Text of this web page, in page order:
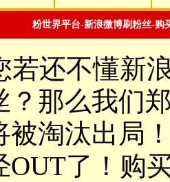
粉世界平台-新浪微博刷粉丝-购
若还不懂新
？那么我们
被淘汰出局
OUT了！购